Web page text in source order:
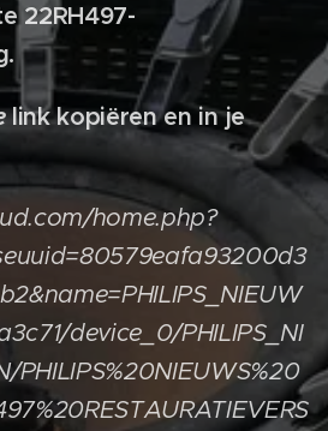
22RH497-
link kopiëren en in je
home.php?
device_0/PHILIPS_NI
PHILIPS%20NIEUWS%20